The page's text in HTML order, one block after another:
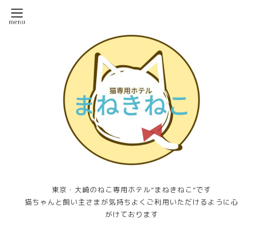
東京・大崎のねこ専用ホテル”まねきねこ”です
猫ちゃんと飼い主さまが気持ちよくご利用いただけるように心
がけております